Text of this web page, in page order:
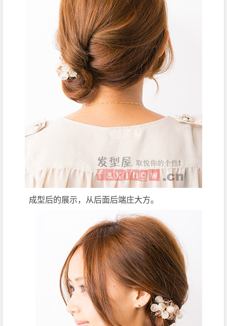
成型后的展示，从后面后端庄大方。